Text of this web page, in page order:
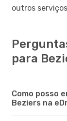
outros
para
Como posso
Beziers na